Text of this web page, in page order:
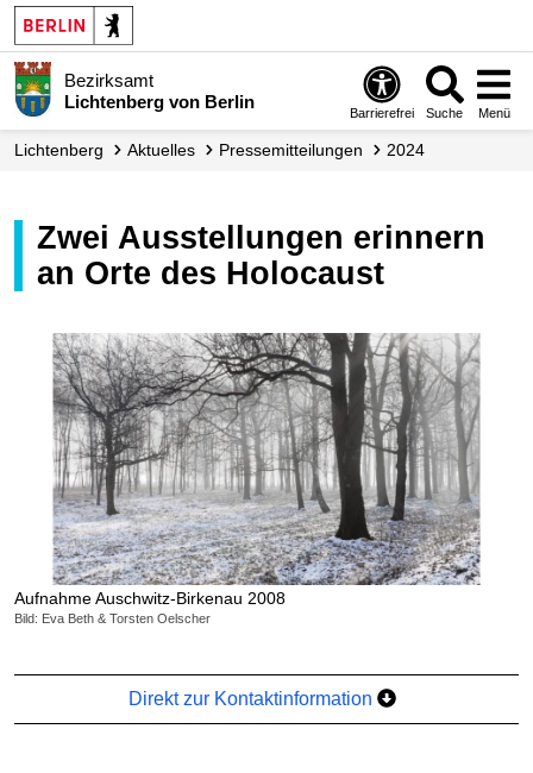
Bezirksamt
Lichtenberg von Berlin
Barrierefrei Suche Menü
Lichtenberg Aktuelles Presse­mitteilungen 2024
Zwei Ausstellungen erinnern
an Orte des Holocaust
Aufnahme Auschwitz-Birkenau 2008
Bild: Eva Beth & Torsten Oelscher
Direkt zur Kontaktinformation